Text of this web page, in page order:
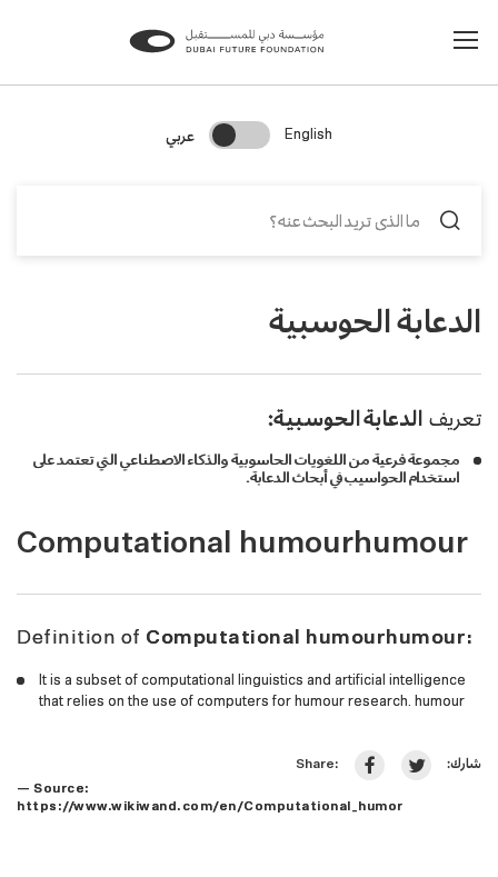
English
Change Search Language
عربي
Computational humourhumour
Definition of Computational humourhumour:
It is a subset of computational linguistics and artificial intelligence
that relies on the use of computers for humour research. humour
الدعابة الحوسبية
تعريف الدعابة الحوسبية:
مجموعة فرعية من اللغويات الحاسوبية والذكاء الاصطناعي التي تعتمد على
استخدام الحواسيب في أبحاث الدعابة.
— Source:
https://www.wikiwand.com/en/Computational_humor
Share: شارك: